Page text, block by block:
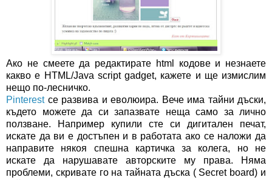
Ако не смеете да редактирате html кодове и незнаете
какво е HTML/Java script gadget, кажете и ще измислим
нещо по-лесничко.
Pinterestсе развива и еволюира. Вече има тайни дъски,
където можете да си запазвате неща само за лично
ползване. Например купили сте си дигитален печат,
искате да ви е достъпен и в работата ако се наложи да
направите някоя спешна картичка за колега, но не
искате да нарушавате авторските му права. Няма
проблеми, скривате го на тайната дъска ( Secret board) и